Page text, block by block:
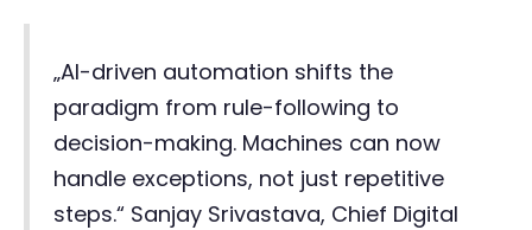
„AI-driven automation shifts the
paradigm from rule-following to
decision-making. Machines can now
handle exceptions, not just repetitive
steps.“ Sanjay Srivastava, Chief Digital